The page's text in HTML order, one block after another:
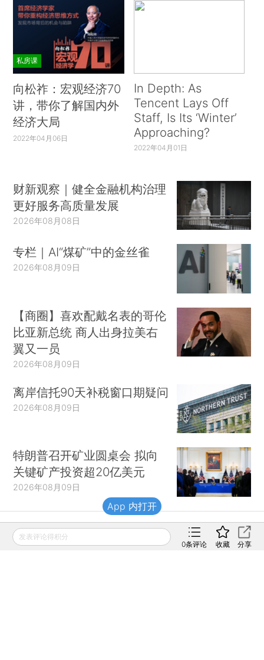
私房课
向松祚：宏观经济70
讲，带你了解国内外
经济大局
2022年04月06日
In Depth: As
Tencent Lays Off
Staff, Is Its ‘Winter’
Approaching?
2022年04月01日
财新观察｜健全金融机构治理
更好服务高质量发展
2026年08月08日
专栏｜AI“煤矿”中的金丝雀
2026年08月09日
【商圈】喜欢配戴名表的哥伦
比亚新总统 商人出身拉美右
翼又一员
2026年08月09日
离岸信托90天补税窗口期疑问
2026年08月09日
特朗普召开矿业圆桌会 拟向
关键矿产投资超20亿美元
2026年08月09日
财新移动
发表评论得积分
0条评论 收藏 分享
App 内打开